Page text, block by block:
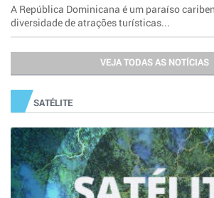
A República Dominicana é um paraíso
diversidade de atrações turísticas...
VEJA TODAS AS NOTÍCIAS
SATÉLITE